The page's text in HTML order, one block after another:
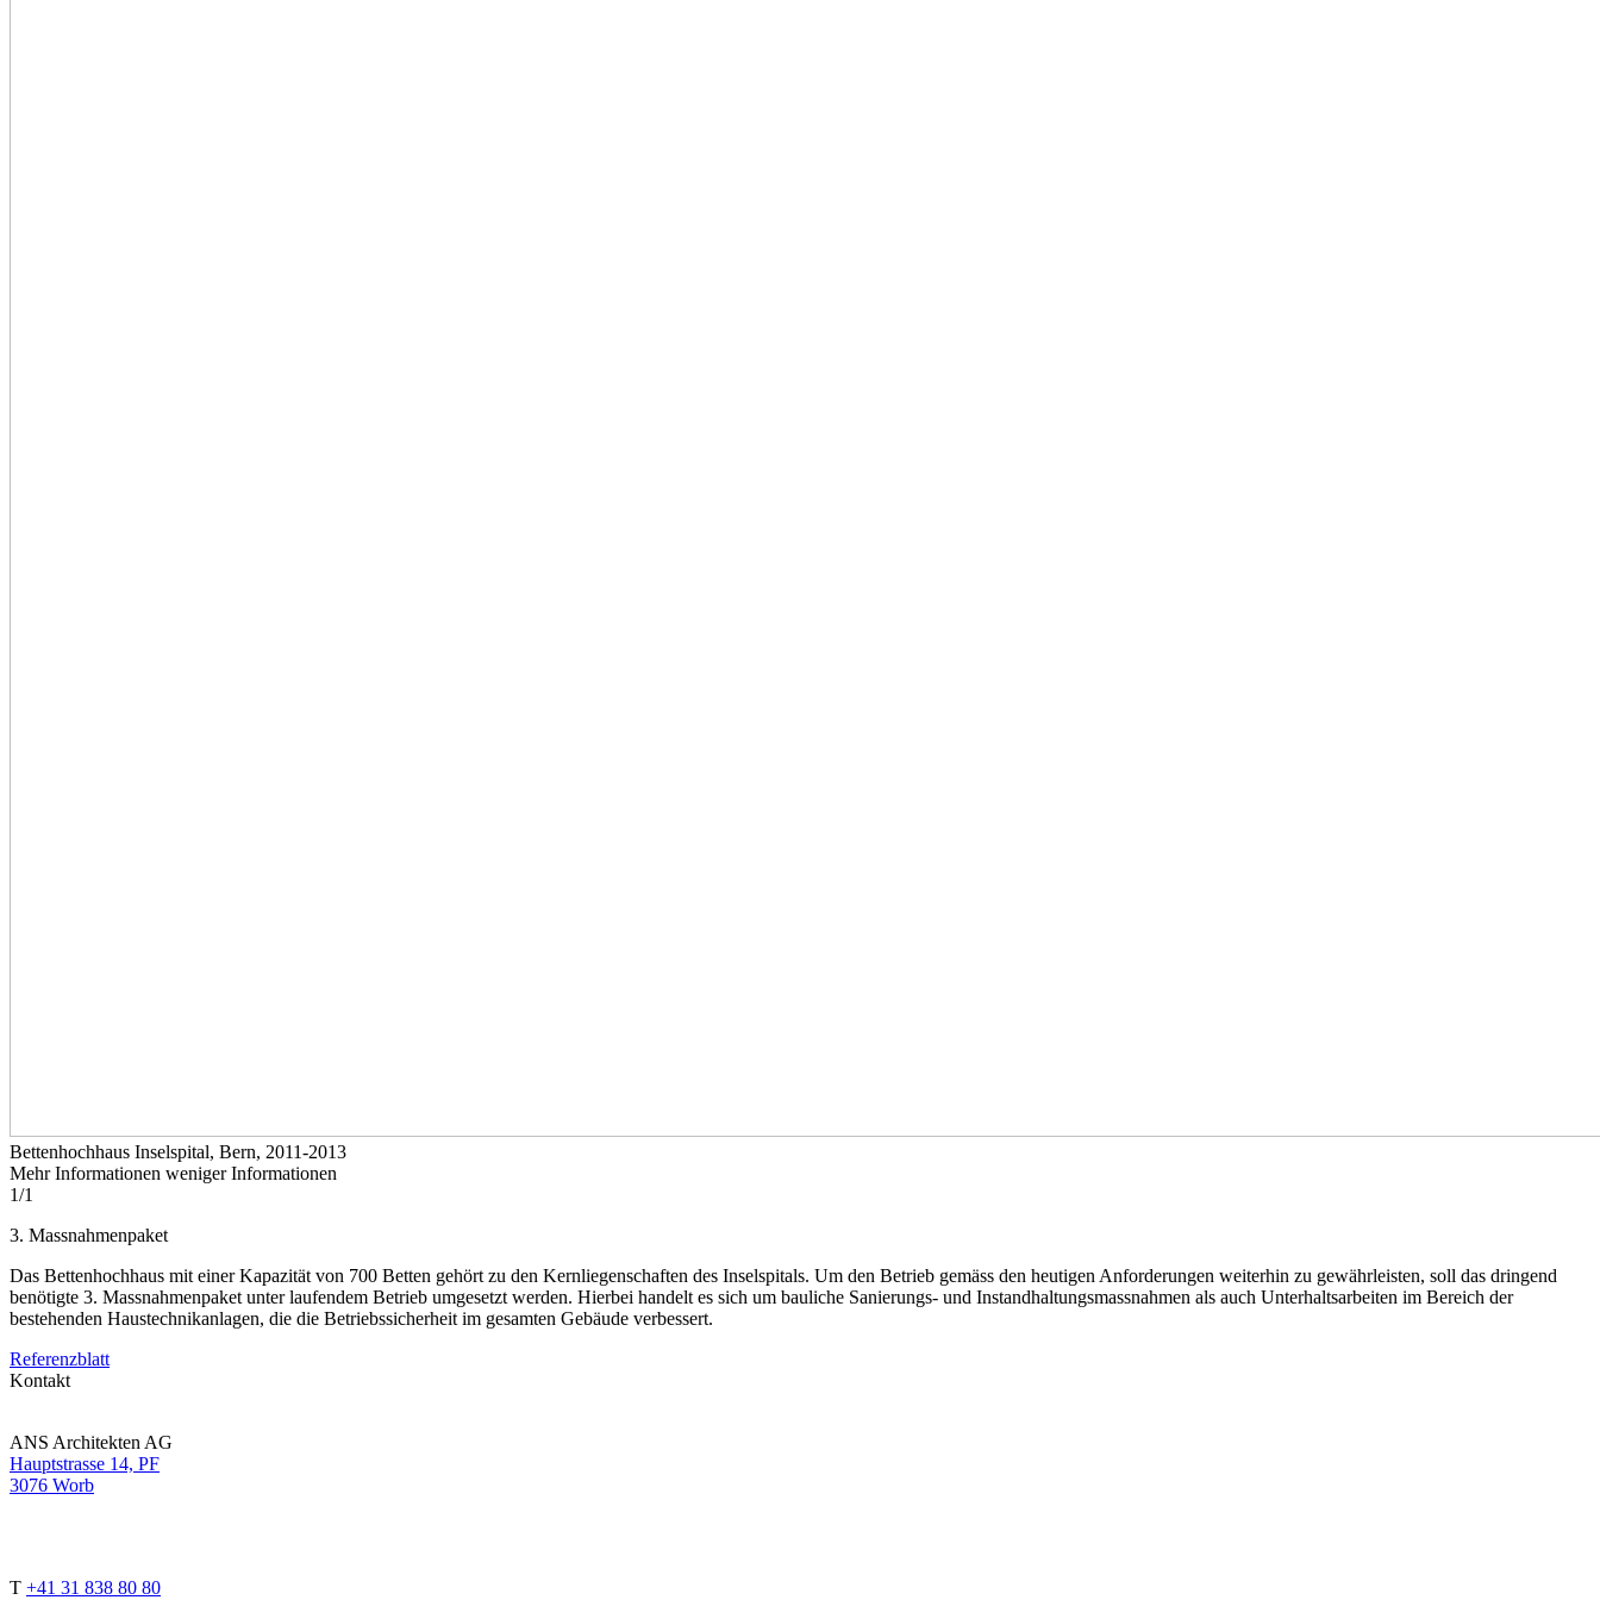
Bettenhochhaus Inselspital, Bern, 2011-2013
Mehr Informationen weniger Informationen
1/1
3. Massnahmenpaket
Das Bettenhochhaus mit einer Kapazität von 700 Betten gehört zu den Kernliegenschaften des Inselspitals. Um den Betrieb gemäss den heutigen Anforderungen weiterhin zu gewährleisten, soll das dringend
benötigte 3. Massnahmenpaket unter laufendem Betrieb umgesetzt werden. Hierbei handelt es sich um bauliche Sanierungs- und Instandhaltungsmassnahmen als auch Unterhaltsarbeiten im Bereich der
bestehenden Haustechnikanlagen, die die Betriebssicherheit im gesamten Gebäude verbessert.
Referenzblatt
Kontakt
ANS Architekten AG
Hauptstrasse 14, PF
3076 Worb
T +41 31 838 80 80